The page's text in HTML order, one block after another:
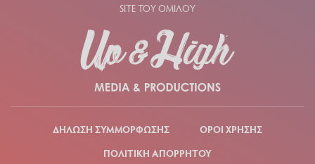
SITE ΤΟΥ ΟΜΙΛΟΥ
ΔΗΛΩΣΗ ΣΥΜΜΟΡΦΩΣΗΣ
ΟΡΟΙ ΧΡΗΣΗΣ
ΠΟΛΙΤΙΚΗ ΑΠΟΡΡΗΤΟΥ